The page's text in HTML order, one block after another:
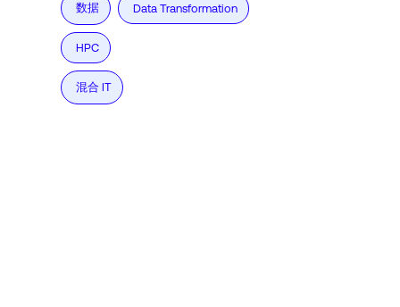
数据 Data Transformation
HPC
混合 IT